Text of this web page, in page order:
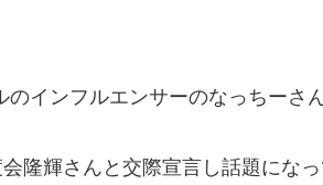
のインフルエンサーのなっちーさん
隆輝さんと交際宣言し話題になっ